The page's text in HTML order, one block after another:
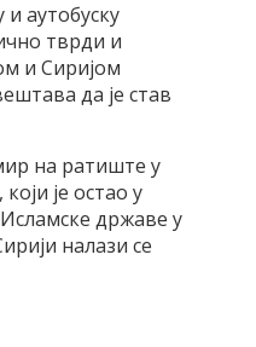
аутобуску
тврди и
и Сиријом
да је став
на ратиште у
је остао у
државе у
налази се